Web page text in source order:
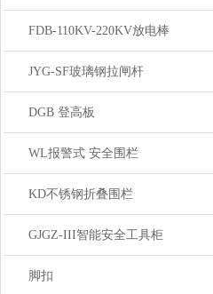
FDB-110KV-220KV放电棒
JYG-SF玻璃钢拉闸杆
DGB 登高板
WL报警式 安全围栏
KD不锈钢折叠围栏
GJGZ-III智能安全工具柜
脚扣